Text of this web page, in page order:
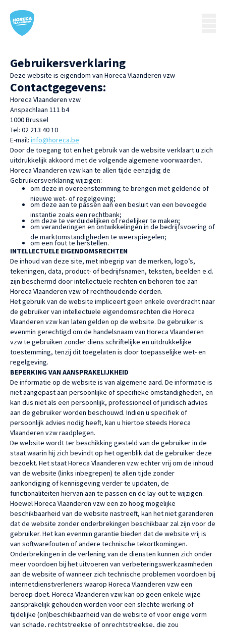
Gebruikersverklaring
Deze website is eigendom van Horeca Vlaanderen vzw
Contactgegevens:
Horeca Vlaanderen vzw
Anspachlaan 111 b4
1000 Brussel
Tel: 02 213 40 10
E-mail: info@horeca.be
Door de toegang tot en het gebruik van de website verklaart u zich
uitdrukkelijk akkoord met de volgende algemene voorwaarden.
Horeca Vlaanderen vzw kan te allen tijde eenzijdig de
Gebruikersverklaring wijzigen:
om deze in overeenstemming te brengen met geldende of
nieuwe wet- of regelgeving;
om deze aan te passen aan een besluit van een bevoegde
instantie zoals een rechtbank;
om deze te verduidelijken of redelijker te maken;
om veranderingen en ontwikkelingen in de bedrijfsvoering of
de marktomstandigheden te weerspiegelen;
om een fout te herstellen.
INTELLECTUELE EIGENDOMSRECHTEN
De inhoud van deze site, met inbegrip van de merken, logo’s,
tekeningen, data, product- of bedrijfsnamen, teksten, beelden e.d.
zijn beschermd door intellectuele rechten en behoren toe aan
Horeca Vlaanderen vzw of rechthoudende derden.
Het gebruik van de website impliceert geen enkele overdracht naar
de gebruiker van intellectuele eigendomsrechten die Horeca
Vlaanderen vzw kan laten gelden op de website. De gebruiker is
evenmin gerechtigd om de handelsnaam van Horeca Vlaanderen
vzw te gebruiken zonder diens schriftelijke en uitdrukkelijke
toestemming, tenzij dit toegelaten is door toepasselijke wet- en
regelgeving.
BEPERKING VAN AANSPRAKELIJKHEID
De informatie op de website is van algemene aard. De informatie is
niet aangepast aan persoonlijke of specifieke omstandigheden, en
kan dus niet als een persoonlijk, professioneel of juridisch advies
aan de gebruiker worden beschouwd. Indien u specifiek of
persoonlijk advies nodig heeft, kan u hiertoe steeds Horeca
Vlaanderen vzw raadplegen.
De website wordt ter beschikking gesteld van de gebruiker in de
staat waarin hij zich bevindt op het ogenblik dat de gebruiker deze
bezoekt. Het staat Horeca Vlaanderen vzw echter vrij om de inhoud
van de website (links inbegrepen) te allen tijde zonder
aankondiging of kennisgeving verder te updaten, de
functionaliteiten hiervan aan te passen en de lay-out te wijzigen.
Hoewel Horeca Vlaanderen vzw een zo hoog mogelijke
beschikbaarheid van de website nastreeft, kan het niet garanderen
dat de website zonder onderbrekingen beschikbaar zal zijn voor de
gebruiker. Het kan evenmin garantie bieden dat de website vrij is
van softwarefouten of andere technische tekortkomingen.
Onderbrekingen in de verlening van de diensten kunnen zich onder
meer voordoen bij het uitvoeren van verbeteringswerkzaamheden
aan de website of wanneer zich technische problemen voordoen bij
internetdienstverleners waarop Horeca Vlaanderen vzw een
beroep doet. Horeca Vlaanderen vzw kan op geen enkele wijze
aansprakelijk gehouden worden voor een slechte werking of
tijdelijke (on)beschikbaarheid van de website of voor enige vorm
van schade, rechtstreekse of onrechtstreekse, die zou